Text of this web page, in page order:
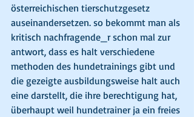
österreichischen tierschutzgesetz
auseinandersetzen. so bekommt man als
kritisch nachfragende_r schon mal zur
antwort, dass es halt verschiedene
methoden des hundetrainings gibt und
die gezeigte ausbildungsweise halt auch
eine darstellt, die ihre berechtigung hat,
überhaupt weil hundetrainer ja ein freies